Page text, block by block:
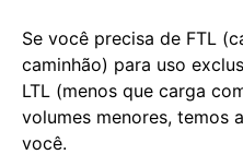
Se você precisa de FTL
caminhão) para uso
LTL (menos que carga
volumes menores, temos
você.